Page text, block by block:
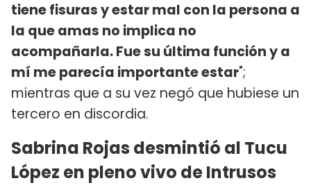
tiene fisuras y estar mal con la persona a
la que amas no implica no
acompañarla. Fue su última función y a
mí me parecía importante estar";
mientras que a su vez negó que hubiese un
tercero en discordia.
Sabrina Rojas desmintió al Tucu
López en pleno vivo de Intrusos